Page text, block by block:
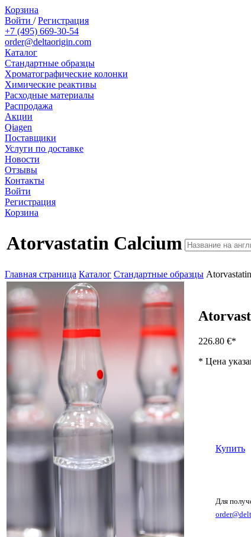
Корзина
Войти /Регистрация
+7 (495) 669-30-54
order@deltaorigin.com
Каталог
Стандартные образцы
Хроматографические колонки
Химические реактивы
Расходные материалы
Распродажа
Акции
Qiagen
Поставщики
Услуги по доставке
Новости
Отзывы
Контакты
Войти
Регистрация
Корзина
Atorvastatin Calcium
Главная страница Каталог Стандартные образцы
226.80 €*
* Цена
Купить
Для